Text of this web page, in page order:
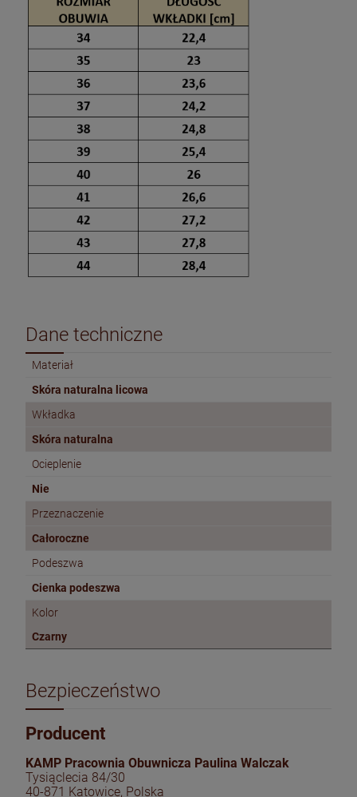
Dane techniczne
Materiał
Skóra naturalna licowa
Wkładka
Skóra naturalna
Ocieplenie
Nie
Przeznaczenie
Całoroczne
Podeszwa
Cienka podeszwa
Kolor
Czarny
Bezpieczeństwo
Producent
KAMP Pracownia Obuwnicza Paulina Walczak
Tysiąclecia 84/30
40-871 Katowice, Polska